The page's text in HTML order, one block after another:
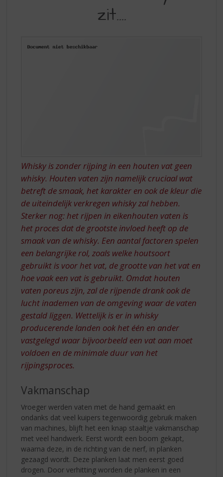
ZIT….
zit….
Whisky is zonder rijping in een houten vat geen
whisky. Houten vaten zijn namelijk cruciaal wat
betreft de smaak, het karakter en ook de kleur die
de uiteindelijk verkregen whisky zal hebben.
Sterker nog: het rijpen in eikenhouten vaten is
het proces dat de grootste invloed heeft op de
smaak van de whisky. Een aantal factoren spelen
een belangrijke rol, zoals welke houtsoort
gebruikt is voor het vat, de grootte van het vat en
hoe vaak een vat is gebruikt. Omdat houten
vaten poreus zijn, zal de rijpende drank ook de
lucht inademen van de omgeving waar de vaten
gestald liggen. Wettelijk is er in whisky
producerende landen ook het één en ander
vastgelegd waar bijvoorbeeld een vat aan moet
voldoen en de minimale duur van het
rijpingsproces.
Vakmanschap
Vroeger werden vaten met de hand gemaakt en
ondanks dat veel kuipers tegenwoordig gebruik maken
van machines, blijft het een knap staaltje vakmanschap
met veel handwerk. Eerst wordt een boom gekapt,
waarna deze, in de richting van de nerf, in planken
gezaagd wordt. Deze planken laat men eerst goed
drogen. Door verhitting worden de planken in een